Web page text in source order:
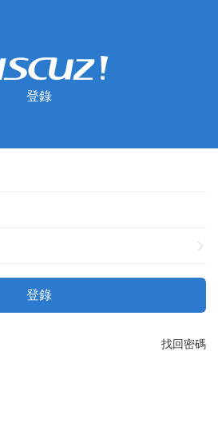
登錄
登錄
找回密碼